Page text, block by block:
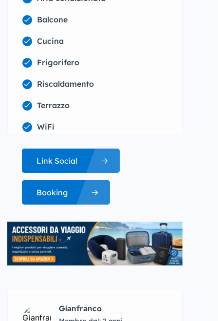
Balcone
Cucina
Frigorifero
Riscaldamento
Terrazzo
WiFi
Link Social
Booking
Gianfranco